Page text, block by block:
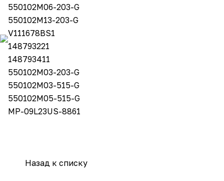
550102M06-203-G
550102M13-203-G
V111678BS1
148793221
148793411
550102M03-203-G
550102M03-515-G
550102M05-515-G
MP-09L23US-8861
Назад к списку